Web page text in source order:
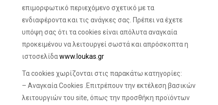
επιμορφωτικό περιεχόμενο σχετικό με τα
ενδιαφέροντα και τις ανάγκες σας. Πρέπει να έχετε
υπόψη σας ότι τα cookies είναι απόλυτα αναγκαία
προκειμένου να λειτουργεί σωστά και απρόσκοπτα η
ιστοσελίδαwww.loukas.gr
Τα cookies χωρίζονται στις παρακάτω κατηγορίες:
– Αναγκαία Cookies .Επιτρέπουν την εκτέλεση βασικών
λειτουργιών του site, όπως την προσθήκη προϊόντων